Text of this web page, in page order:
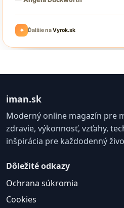
iman.sk
Moderný online magazín pre
zdravie, výkonnosť, vzťahy,
inšpirácia pre každodenný
Dôležité odkazy
Ochrana súkromia
Cookies